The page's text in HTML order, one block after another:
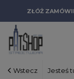
ZŁÓŻ
Wstecz Jesteś